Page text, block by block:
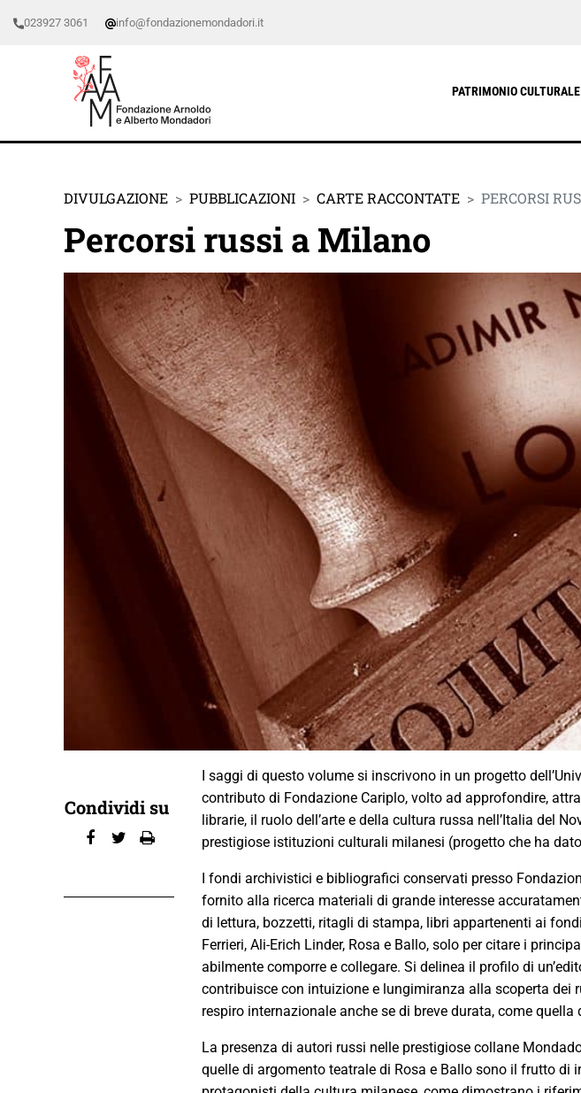
023927 3061 info@fondazionemondadori.it
PATRIMONIO CULTURALE
DIVULGAZIONE PUBBLICAZIONI CARTE RACCONTATE PERCORSI
Percorsi russi a Milano
Condividi su
I saggi di questo volume si inscrivono in un progetto
contributo di Fondazione Cariplo, volto ad approfondire,
librarie, il ruolo dell’arte e della cultura russa nell’Italia del
prestigiose istituzioni culturali milanesi (progetto che ha
I fondi archivistici e bibliografici conservati presso
fornito alla ricerca materiali di grande interesse
di lettura, bozzetti, ritagli di stampa, libri appartenenti ai
Ferrieri, Ali-Erich Linder, Rosa e Ballo, solo per citare i
abilmente comporre e collegare. Si delinea il profilo di
contribuisce con intuizione e lungimiranza alla scoperta dei
respiro internazionale anche se di breve durata, come
La presenza di autori russi nelle prestigiose collane
quelle di argomento teatrale di Rosa e Ballo sono il frutto di